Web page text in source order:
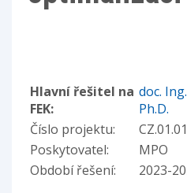
Hlavní řešitel na
FEK:
doc.
Ph.D.
Číslo projektu:
Poskytovatel:
MPO
Období řešení:
2023-